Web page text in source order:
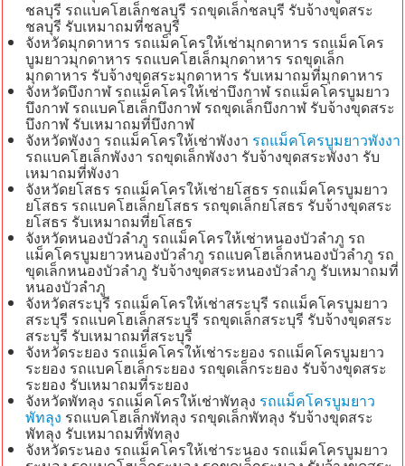
ชลบุรี รถแบคโฮเล็กชลบุรี รถขุดเล็กชลบุรี รับจ้างขุดสระ
ชลบุรี รับเหมาถมที่ชลบุรี
จังหวัดมุกดาหาร รถแม็คโครให้เช่ามุกดาหาร รถแม็คโคร
บูมยาวมุกดาหาร รถแบคโฮเล็กมุกดาหาร รถขุดเล็ก
มุกดาหาร รับจ้างขุดสระมุกดาหาร รับเหมาถมที่มุกดาหาร
จังหวัดบึงกาฬ รถแม็คโครให้เช่าบึงกาฬ รถแม็คโครบูมยาว
บึงกาฬ รถแบคโฮเล็กบึงกาฬ รถขุดเล็กบึงกาฬ รับจ้างขุดสระ
บึงกาฬ รับเหมาถมที่บึงกาฬ
จังหวัดพังงา รถแม็คโครให้เช่าพังงา รถแม็คโครบูมยาวพังงา
รถแบคโฮเล็กพังงา รถขุดเล็กพังงา รับจ้างขุดสระพังงา รับ
เหมาถมที่พังงา
จังหวัดยโสธร รถแม็คโครให้เช่ายโสธร รถแม็คโครบูมยาว
ยโสธร รถแบคโฮเล็กยโสธร รถขุดเล็กยโสธร รับจ้างขุดสระ
ยโสธร รับเหมาถมที่ยโสธร
จังหวัดหนองบัวลำภู รถแม็คโครให้เช่าหนองบัวลำภู รถ
แม็คโครบูมยาวหนองบัวลำภู รถแบคโฮเล็กหนองบัวลำภู รถ
ขุดเล็กหนองบัวลำภู รับจ้างขุดสระหนองบัวลำภู รับเหมาถมที่
หนองบัวลำภู
จังหวัดสระบุรี รถแม็คโครให้เช่าสระบุรี รถแม็คโครบูมยาว
สระบุรี รถแบคโฮเล็กสระบุรี รถขุดเล็กสระบุรี รับจ้างขุดสระ
สระบุรี รับเหมาถมที่สระบุรี
จังหวัดระยอง รถแม็คโครให้เช่าระยอง รถแม็คโครบูมยาว
ระยอง รถแบคโฮเล็กระยอง รถขุดเล็กระยอง รับจ้างขุดสระ
ระยอง รับเหมาถมที่ระยอง
จังหวัดพัทลุง รถแม็คโครให้เช่าพัทลุง รถแม็คโครบูมยาว
พัทลุง รถแบคโฮเล็กพัทลุง รถขุดเล็กพัทลุง รับจ้างขุดสระ
พัทลุง รับเหมาถมที่พัทลุง
จังหวัดระนอง รถแม็คโครให้เช่าระนอง รถแม็คโครบูมยาว